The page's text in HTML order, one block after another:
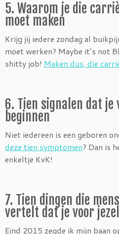
5. Waarom je die
moet maken
Krijg jij iedere zondag al
moet werken? Maybe it’s not
shitty job! Maken dus, die
6. Tien signalen dat je
beginnen
Niet iedereen is een geboren
deze tien symptomen? Dan is
enkeltje KvK!
7. Tien dingen die
vertelt dat je voor
Eind 2015 zegde ik mijn baan